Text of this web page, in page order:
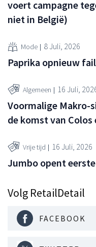
voert campagne
niet in België)
Mode 8 Juli, 2026
Paprika opnieuw
Algemeen 16 Juli,
Voormalige Makro-
de komst van Colos
Vrije tijd 16 Juli, 2026
Jumbo opent
Volg RetailDetail
FACEBOOK